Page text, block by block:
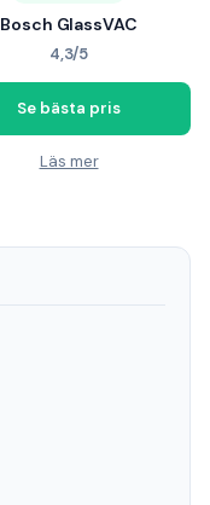
Bosch GlassVAC
4,3/5
Se bästa pris
Läs mer